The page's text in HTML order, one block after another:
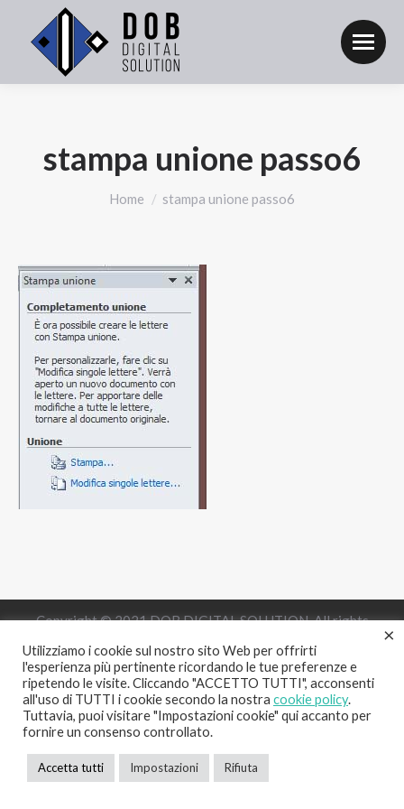
stampa unione passo6
Tu sei qui:
Home stampa unione passo6
Copyright © 2021 DOB DIGITAL SOLUTION. All rights
reserved. P.IVA 02146530031
+39 380 512 6381
info@dobsolution.it
Utilizziamo i cookie sul nostro sito Web per offrirti
l'esperienza più pertinente ricordando le tue preferenze e
ripetendo le visite. Cliccando "ACCETTO TUTTI", acconsenti
all'uso di TUTTI i cookie secondo la nostra cookie policy.
Tuttavia, puoi visitare "Impostazioni cookie" qui accanto per
fornire un consenso controllato.
Accetta tutti Impostazioni Rifiuta
×